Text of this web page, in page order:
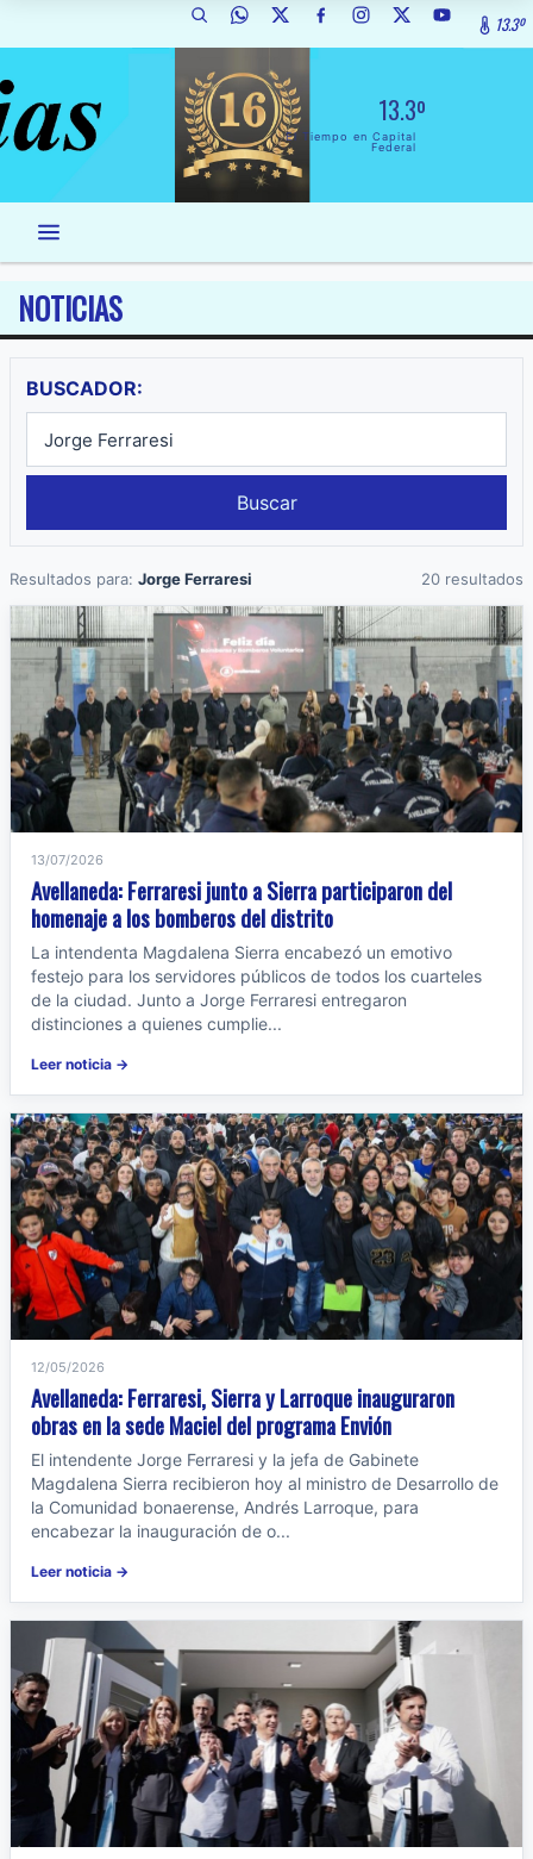
13.3º
13.3º
El Tiempo en Capital
Federal
NOTICIAS
BUSCADOR:
Buscar
Resultados para: Jorge Ferraresi 20 resultados
13/07/2026
Avellaneda: Ferraresi junto a Sierra participaron del
homenaje a los bomberos del distrito
La intendenta Magdalena Sierra encabezó un emotivo
festejo para los servidores públicos de todos los cuarteles
de la ciudad. Junto a Jorge Ferraresi entregaron
distinciones a quienes cumplie...
Leer noticia →
12/05/2026
Avellaneda: Ferraresi, Sierra y Larroque inauguraron
obras en la sede Maciel del programa Envión
El intendente Jorge Ferraresi y la jefa de Gabinete
Magdalena Sierra recibieron hoy al ministro de Desarrollo de
la Comunidad bonaerense, Andrés Larroque, para
encabezar la inauguración de o...
Leer noticia →